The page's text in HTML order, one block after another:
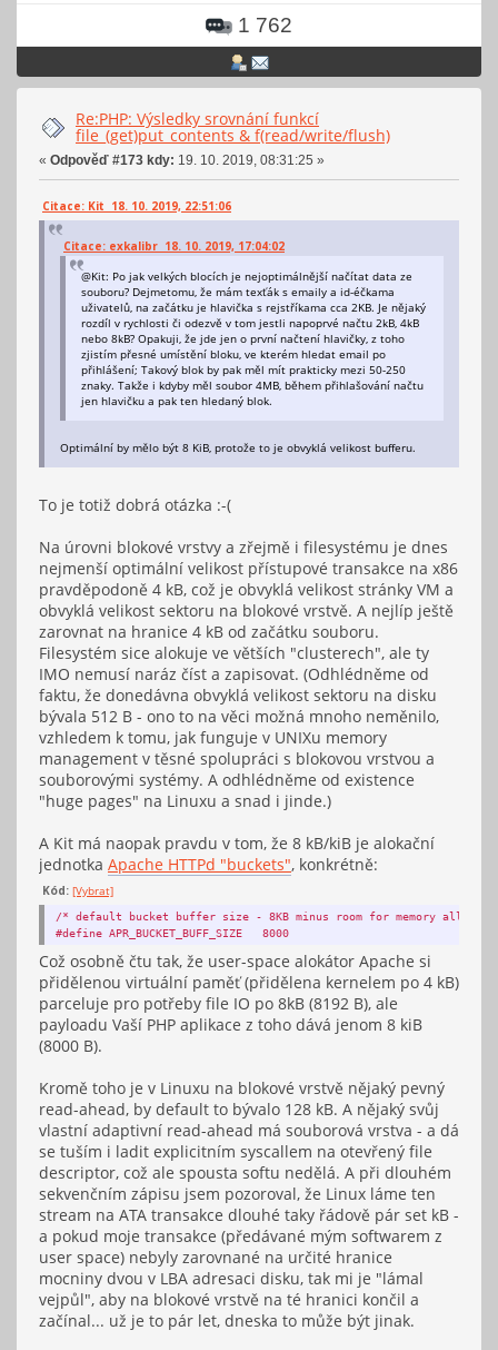
1 762
Re:PHP: Výsledky srovnání funkcí
file_(get)put_contents & f(read/write/flush)
« Odpověď #173 kdy: 19. 10. 2019, 08:31:25 »
Citace: Kit 18. 10. 2019, 22:51:06
Citace: exkalibr 18. 10. 2019, 17:04:02
@Kit: Po jak velkých blocích je nejoptimálnější načítat data ze
souboru? Dejmetomu, že mám texťák s emaily a id-éčkama
uživatelů, na začátku je hlavička s rejstříkama cca 2KB. Je nějaký
rozdíl v rychlosti či odezvě v tom jestli napoprvé načtu 2kB, 4kB
nebo 8kB? Opakuji, že jde jen o první načtení hlavičky, z toho
zjistím přesné umístění bloku, ve kterém hledat email po
přihlášení; Takový blok by pak měl mít prakticky mezi 50-250
znaky. Takže i kdyby měl soubor 4MB, během přihlašování načtu
jen hlavičku a pak ten hledaný blok.
Optimální by mělo být 8 KiB, protože to je obvyklá velikost bufferu.
To je totiž dobrá otázka :-(
Na úrovni blokové vrstvy a zřejmě i filesystému je dnes
nejmenší optimální velikost přístupové transakce na x86
pravděpodoně 4 kB, což je obvyklá velikost stránky VM a
obvyklá velikost sektoru na blokové vrstvě. A nejlíp ještě
zarovnat na hranice 4 kB od začátku souboru.
Filesystém sice alokuje ve větších "clusterech", ale ty
IMO nemusí naráz číst a zapisovat. (Odhlédněme od
faktu, že donedávna obvyklá velikost sektoru na disku
bývala 512 B - ono to na věci možná mnoho neměnilo,
vzhledem k tomu, jak funguje v UNIXu memory
management v těsné spolupráci s blokovou vrstvou a
souborovými systémy. A odhlédněme od existence
"huge pages" na Linuxu a snad i jinde.)
A Kit má naopak pravdu v tom, že 8 kB/kiB je alokační
jednotka Apache HTTPd "buckets", konkrétně:
Kód: [Vybrat]
/* default bucket buffer size - 8KB minus room for memory
#define APR_BUCKET_BUFF_SIZE 8000
Což osobně čtu tak, že user-space alokátor Apache si
přidělenou virtuální paměť (přidělena kernelem po 4 kB)
parceluje pro potřeby file IO po 8kB (8192 B), ale
payloadu Vaší PHP aplikace z toho dává jenom 8 kiB
(8000 B).
Kromě toho je v Linuxu na blokové vrstvě nějaký pevný
read-ahead, by default to bývalo 128 kB. A nějaký svůj
vlastní adaptivní read-ahead má souborová vrstva - a dá
se tuším i ladit explicitním syscallem na otevřený file
descriptor, což ale spousta softu nedělá. A při dlouhém
sekvenčním zápisu jsem pozoroval, že Linux láme ten
stream na ATA transakce dlouhé taky řádově pár set kB -
a pokud moje transakce (předávané mým softwarem z
user space) nebyly zarovnané na určité hranice
mocniny dvou v LBA adresaci disku, tak mi je "lámal
vejpůl", aby na blokové vrstvě na té hranici končil a
začínal... už je to pár let, dneska to může být jinak.